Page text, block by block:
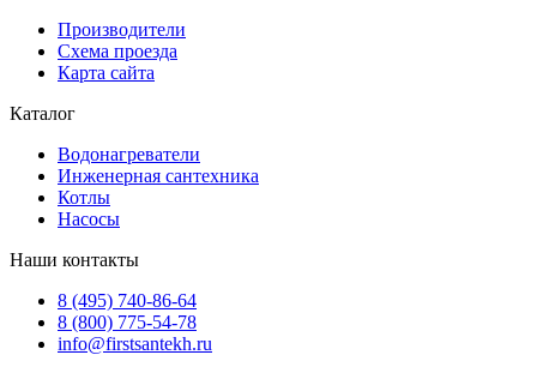
Производители
Схема проезда
Карта сайта
Каталог
Водонагреватели
Инженерная сантехника
Котлы
Насосы
Наши контакты
8 (495) 740-86-64
8 (800) 775-54-78
info@firstsantekh.ru